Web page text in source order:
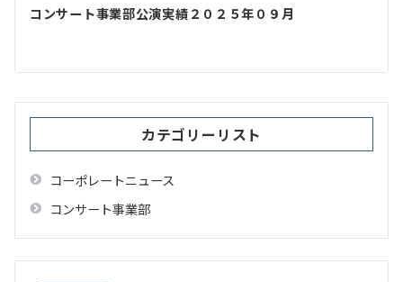
ゲ
シ
ョ
コンサート事業部公演実績２０２５年０９月
カテゴリーリスト
コーポレートニュース
コンサート事業部